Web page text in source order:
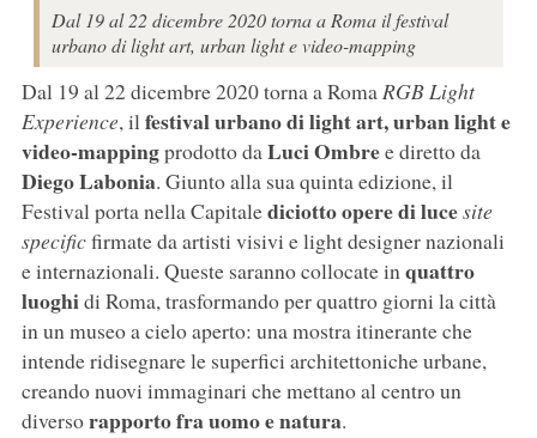
Dal 19 al 22 dicembre 2020 torna a Roma il festival
urbano di light art, urban light e video-mapping
Dal 19 al 22 dicembre 2020 torna a RomaRGB Light
Experience, ilfestival urbano di light art, urban light e
video-mappingprodotto daLuci Ombree diretto da
Diego Labonia. Giunto alla sua quinta edizione, il
Festival porta nella Capitalediciotto opere di lucesite
specificfirmate da artisti visivi e light designer nazionali
e internazionali. Queste saranno collocate inquattro
luoghidi Roma, trasformando per quattro giorni la città
in un museo a cielo aperto: una mostra itinerante che
intende ridisegnare le superfici architettoniche urbane,
creando nuovi immaginari che mettano al centro un
diversorapporto fra uomo e natura.